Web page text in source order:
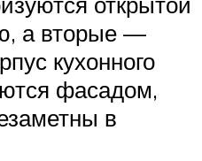
а вторые —
кухонного
фасадом,
в